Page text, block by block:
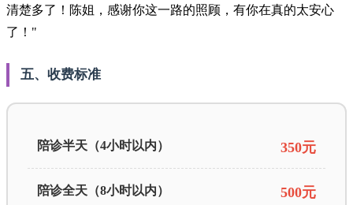
清楚多了！陈姐，感谢你这一路的照顾，有你在真的太安心
了！"
五、收费标准
陪诊半天（4小时以内） 350元
陪诊全天（8小时以内） 500元